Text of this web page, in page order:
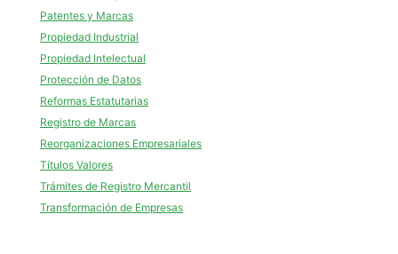
Patentes y Marcas
Propiedad Industrial
Propiedad Intelectual
Protección de Datos
Reformas Estatutarias
Registro de Marcas
Reorganizaciones Empresariales
Títulos Valores
Trámites de Registro Mercantil
Transformación de Empresas